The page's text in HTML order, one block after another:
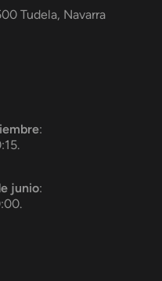
Tudela, Navarra
:
junio: